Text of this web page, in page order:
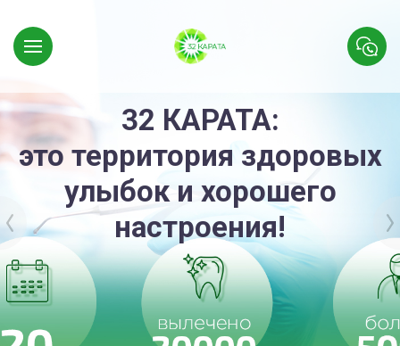
32 КАРАТА:
это территория здоровых
улыбок и хорошего
настроения!